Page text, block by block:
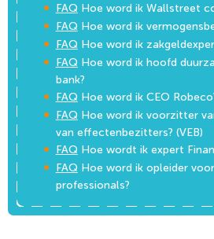
FAQ Hoe word ik Wallstreet
FAQ Hoe word ik
FAQ Hoe word ik
FAQ Hoe word ik hoofd
bank?
FAQ Hoe word ik CEO
FAQ Hoe word ik voorzitter
van effectenbezitters? (VEB)
FAQ Hoe wordt ik expert
FAQ Hoe word ik opleider
professionals?